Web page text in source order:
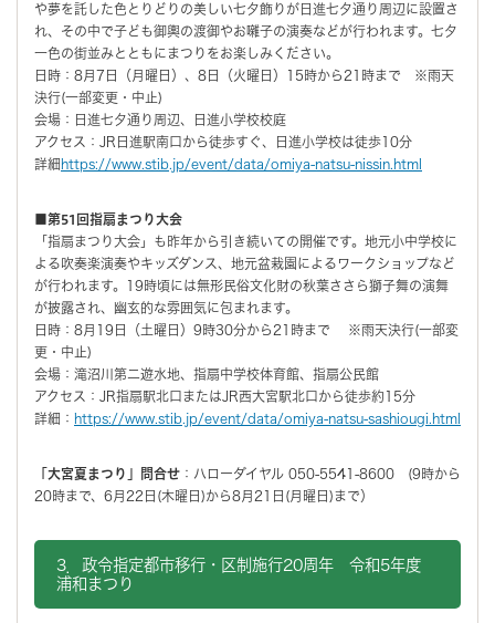
や夢を託した色とりどりの美しい七夕飾りが日進七夕通り周辺に設置さ
れ、その中で子ども御輿の渡御やお囃子の演奏などが行われます。七夕
一色の街並みとともにまつりをお楽しみください。
日時：8月7日（月曜日）、8日（火曜日）15時から21時まで ※雨天
決行(一部変更・中止)
会場：日進七夕通り周辺、日進小学校校庭
アクセス：JR日進駅南口から徒歩すぐ、日進小学校は徒歩10分
詳細https://www.stib.jp/event/data/omiya-natsu-nissin.html
■第51回指扇まつり大会
「指扇まつり大会」も昨年から引き続いての開催です。地元小中学校に
よる吹奏楽演奏やキッズダンス、地元盆栽園によるワークショップなど
が行われます。19時頃には無形民俗文化財の秋葉ささら獅子舞の演舞
が披露され、幽玄的な雰囲気に包まれます。
日時：8月19日（土曜日）9時30分から21時まで ※雨天決行(一部変
更・中止)
会場：滝沼川第二遊水地、指扇中学校体育館、指扇公民館
アクセス：JR指扇駅北口またはJR西大宮駅北口から徒歩約15分
詳細： https://www.stib.jp/event/data/omiya-natsu-sashiougi.html
「大宮夏まつり」問合せ ：ハローダイヤル 050-5541-8600 (9時から
20時まで、6月22日(木曜日)から8月21日(月曜日)まで）
3．政令指定都市移行・区制施行20周年 令和5年度
浦和まつり